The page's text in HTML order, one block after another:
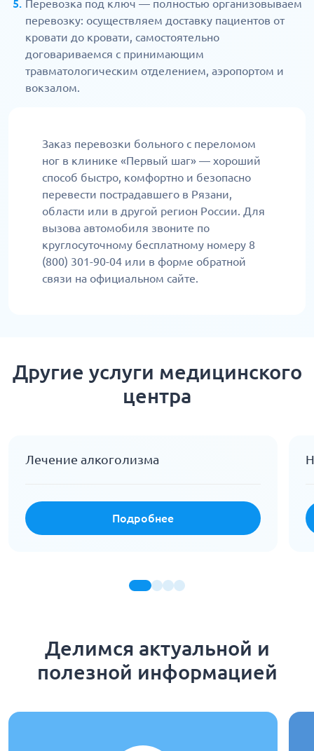
Перевозка под ключ — полностью организовываем
перевозку: осуществляем доставку пациентов от
кровати до кровати, самостоятельно
договариваемся с принимающим
травматологическим отделением, аэропортом и
вокзалом.
Заказ перевозки больного с переломом
ног в клинике «Первый шаг» — хороший
способ быстро, комфортно и безопасно
перевести пострадавшего в Рязани,
области или в другой регион России. Для
вызова автомобиля звоните по
круглосуточному бесплатному номеру 8
(800) 301-90-04 или в форме обратной
связи на официальном сайте.
Другие услуги медицинского
центра
Лечение алкоголизма
Подробнее
Делимся актуальной и
полезной информацией